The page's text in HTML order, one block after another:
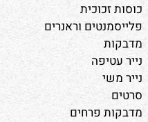
כוסות זכוכית
פלייסמנטים וראנרים
מדבקות
נייר עטיפה
נייר משי
סרטים
מדבקות פרחים